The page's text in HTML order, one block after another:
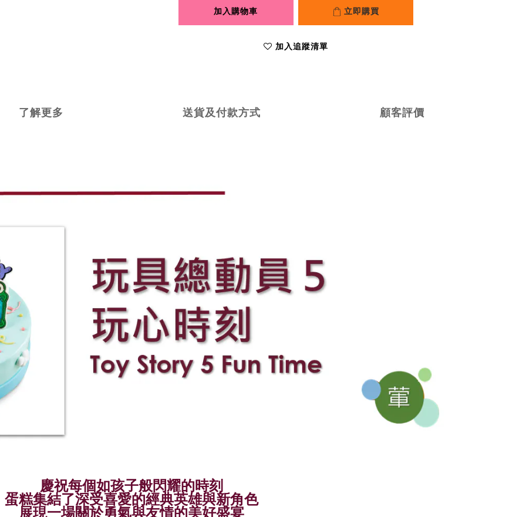
加入購物車 立即購買
加入追蹤清單
了解更多 送貨及付款方式 顧客評價
慶祝每個如孩子般閃耀的時刻
蛋糕集結了深受喜愛的經典英雄與新角色
展現一場關於勇氣與友情的美好盛宴